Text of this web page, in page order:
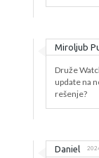
Miroljub
Druže
update na
rešenje?
Daniel